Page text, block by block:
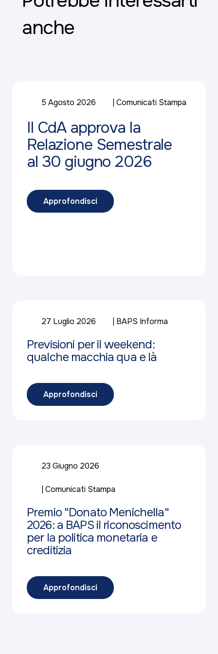
anche
5 Agosto 2026 Comunicati Stampa
Il CdA approva la
Relazione Semestrale
al 30 giugno 2026
Approfondisci
27 Luglio 2026 BAPS Informa
Previsioni per il weekend:
qualche macchia qua e là
Approfondisci
23 Giugno 2026
Comunicati Stampa
Premio "Donato Menichella"
2026: a BAPS il riconoscimento
per la politica monetaria e
creditizia
Approfondisci